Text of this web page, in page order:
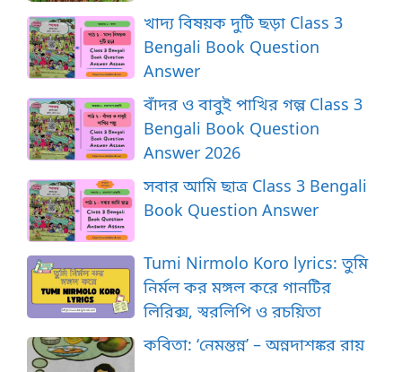
খাদ্য বিষয়ক দুটি ছড়া Class 3
Bengali Book Question
Answer
বাঁদর ও বাবুই পাখির গল্প Class 3
Bengali Book Question
Answer 2026
সবার আমি ছাত্র Class 3 Bengali
Book Question Answer
Tumi Nirmolo Koro lyrics: তুমি
নির্মল কর মঙ্গল করে গানটির
লিরিক্স, স্বরলিপি ও রচয়িতা
কবিতা: ‘নেমন্তন্ন’ – অন্নদাশঙ্কর রায়